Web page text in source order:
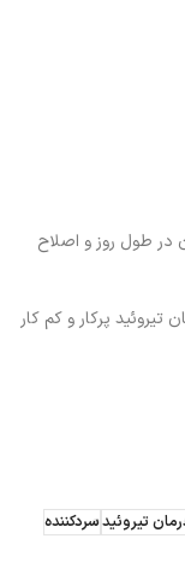
در طول روز و اصلاح
پرکار و کم کار
تیروئیدسردکننده